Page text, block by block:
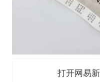
打开网易